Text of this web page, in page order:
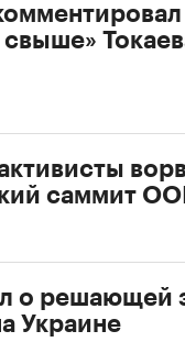
саммит
о решающей
Украине